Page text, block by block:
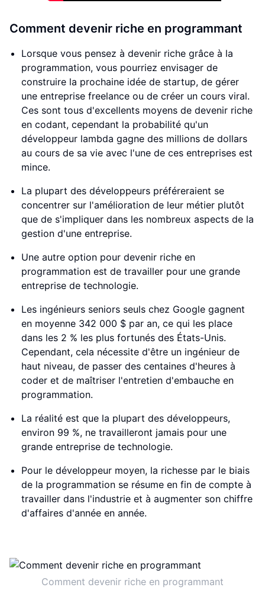
Comment devenir riche en programmant
Lorsque vous pensez à devenir riche grâce à la
programmation, vous pourriez envisager de
construire la prochaine idée de startup, de gérer
une entreprise freelance ou de créer un cours viral.
Ces sont tous d'excellents moyens de devenir riche
en codant, cependant la probabilité qu'un
développeur lambda gagne des millions de dollars
au cours de sa vie avec l'une de ces entreprises est
mince.
La plupart des développeurs préféreraient se
concentrer sur l'amélioration de leur métier plutôt
que de s'impliquer dans les nombreux aspects de la
gestion d'une entreprise.
Une autre option pour devenir riche en
programmation est de travailler pour une grande
entreprise de technologie.
Les ingénieurs seniors seuls chez Google gagnent
en moyenne 342 000 $ par an, ce qui les place
dans les 2 % les plus fortunés des États-Unis.
Cependant, cela nécessite d'être un ingénieur de
haut niveau, de passer des centaines d'heures à
coder et de maîtriser l'entretien d'embauche en
programmation.
La réalité est que la plupart des développeurs,
environ 99 %, ne travailleront jamais pour une
grande entreprise de technologie.
Pour le développeur moyen, la richesse par le biais
de la programmation se résume en fin de compte à
travailler dans l'industrie et à augmenter son chiffre
d'affaires d'année en année.
Comment devenir riche en programmant